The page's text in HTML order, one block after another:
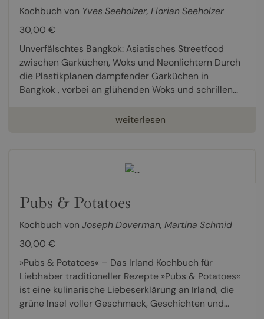
Kochbuch von Yves Seeholzer, Florian Seeholzer
30,00 €
Unverfälschtes Bangkok: Asiatisches Streetfood
zwischen Garküchen, Woks und Neonlichtern Durch
die Plastikplanen dampfender Garküchen in
Bangkok , vorbei an glühenden Woks und schrillen...
weiterlesen
Pubs & Potatoes
Kochbuch von Joseph Doverman, Martina Schmid
30,00 €
»Pubs & Potatoes« – Das Irland Kochbuch für
Liebhaber traditioneller Rezepte »Pubs & Potatoes«
ist eine kulinarische Liebeserklärung an Irland, die
grüne Insel voller Geschmack, Geschichten und...